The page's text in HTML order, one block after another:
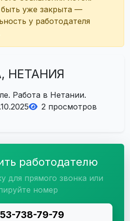
уже закрыта —
у работодателя
НЕТАНИЯ
Работа в Нетании.
2 просмотров
работодателю
для прямого звонка или
номер
738-79-79